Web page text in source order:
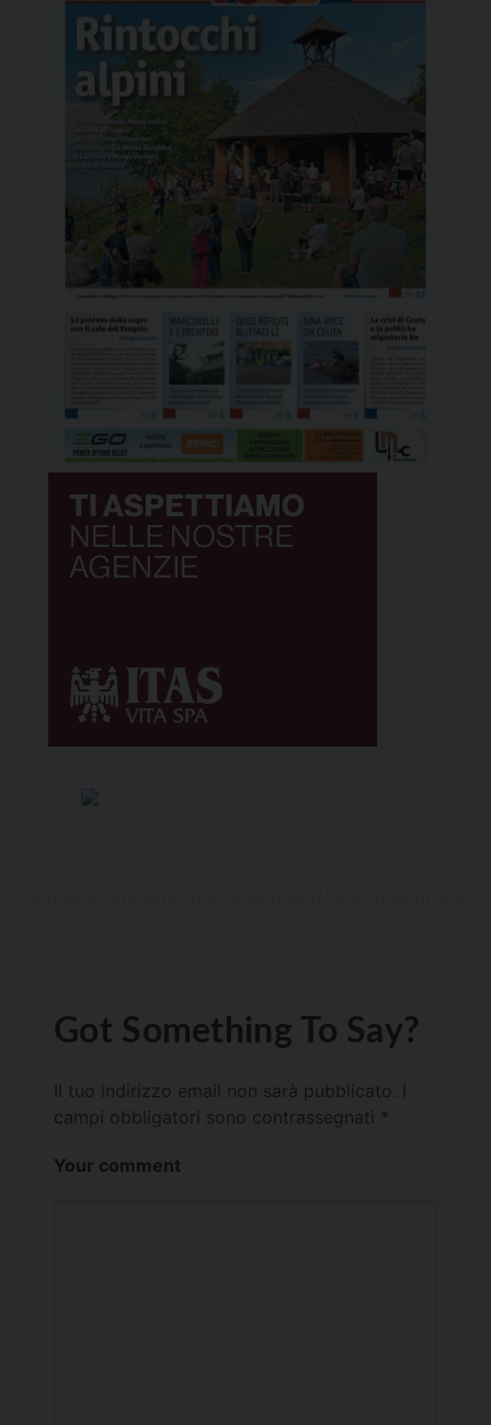
Got Something To Say?
Il tuo indirizzo email non sarà pubblicato.
campi obbligatori sono contrassegnati *
Your comment